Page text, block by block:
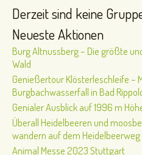
Derzeit sind keine
Neueste Aktionen
Burg Altnussberg – Die größte
Wald
Genießertour Klösterleschleife –
Burgbachwasserfall in Bad
Genialer Ausblick auf 1996 m
Überall Heidelbeeren und
wandern auf dem Heidelbeerweg
Animal Messe 2023 Stuttgart
21